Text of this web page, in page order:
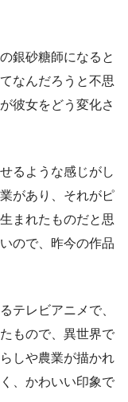
銀砂糖師になると
なんだろうと不思
彼女をどう変化さ
るような感じがし
があり、それがピ
まれたものだと思
ので、昨今の作品
テレビアニメで、
もので、異世界で
しや農業が描かれ
、かわいい印象で